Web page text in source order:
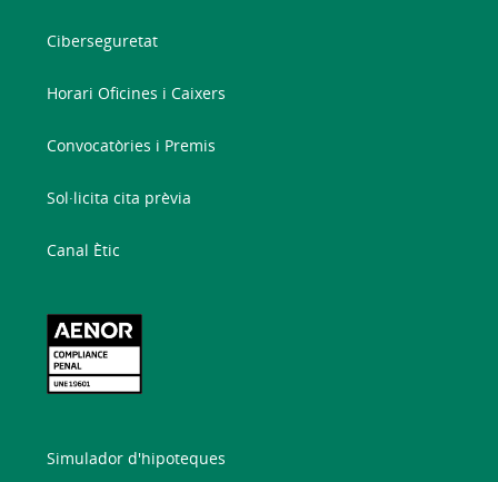
Ciberseguretat
Horari Oficines i Caixers
Convocatòries i Premis
Sol·licita cita prèvia
Canal Ètic
Simulador d'hipoteques